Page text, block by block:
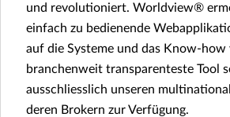
und revolutioniert. Worldview®
einfach zu bedienende
auf die Systeme und das Know-how
branchenweit transparenteste Tool
ausschliesslich unseren
deren Brokern zur Verfügung.